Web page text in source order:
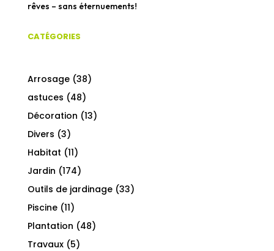
rêves – sans éternuements!
CATÉGORIES
Arrosage(38)
astuces (48)
Décoration (13)
Divers (3)
Habitat (11)
Jardin (174)
Outils de jardinage(33)
Piscine(11)
Plantation (48)
Travaux(5)